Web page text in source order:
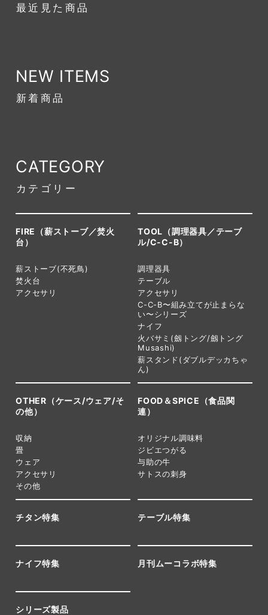
最近見た商品
NEW ITEMS
新着商品
CATEGORY
カテゴリー
FIRE（薪ストーブ／焚火
台）
薪ストーブ(不死鳥)
焚火台
アクセサリ
TOOL（調理器具／テーブ
ル/C-C-B）
調理器具
テーブル
アクセサリ
C-C-B〜組み立てが止まらな
い〜シリーズ
ナイフ
火バサミ(劔トング/劔トング
Musashi)
薪スタンド(ダブルデッカちゃ
ん)
OTHER（ケース/ウェア/そ
の他）
収納
畳
ウェア
アクセサリ
その他
FOOD＆SPICE（食品関
連）
オリジナル調味料
ジビエつがる
与助の牛
サトスの刺身
チタン特集 テーブル特集
ナイフ特集 月刊ムーコラボ特集
シリーズ製品